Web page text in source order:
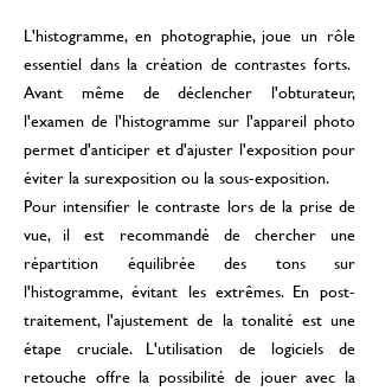
L'histogramme, en photographie, joue un rôle
essentiel dans la création de contrastes forts.
Avant même de déclencher l'obturateur,
l'examen de l'histogramme sur l'appareil photo
permet d'anticiper et d'ajuster l'exposition pour
éviter la surexposition ou la sous-exposition.
Pour intensifier le contraste lors de la prise de
vue, il est recommandé de chercher une
répartition équilibrée des tons sur
l'histogramme, évitant les extrêmes. En post-
traitement, l'ajustement de la tonalité est une
étape cruciale. L'utilisation de logiciels de
retouche offre la possibilité de jouer avec la